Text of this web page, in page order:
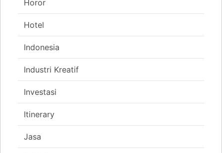
Horor
Hotel
Indonesia
Industri Kreatif
Investasi
Itinerary
Jasa